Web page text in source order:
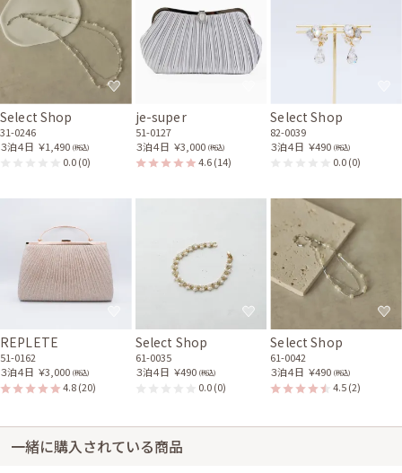
Select Shop
31-0246
３泊４日 ￥1,490 (税込)
0.0(0)
je-super
51-0127
３泊４日 ￥3,000 (税込)
4.6(14)
Select Shop
82-0039
３泊４日 ￥490 (税込)
0.0(0)
REPLETE
51-0162
３泊４日 ￥3,000 (税込)
4.8(20)
Select Shop
61-0035
３泊４日 ￥490 (税込)
0.0(0)
Select Shop
61-0042
３泊４日 ￥490 (税込)
4.5(2)
一緒に購入されている商品